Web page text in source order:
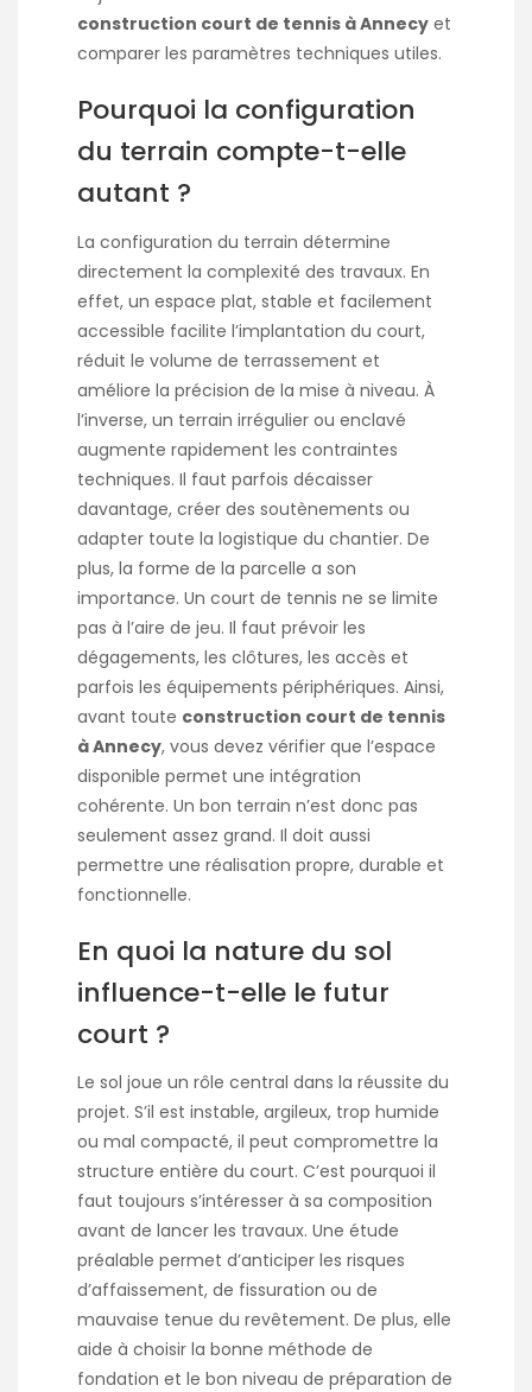
construction court de tennis à Annecy et
comparer les paramètres techniques utiles.
Pourquoi la configuration
du terrain compte-t-elle
autant ?
La configuration du terrain détermine
directement la complexité des travaux. En
effet, un espace plat, stable et facilement
accessible facilite l’implantation du court,
réduit le volume de terrassement et
améliore la précision de la mise à niveau. À
l’inverse, un terrain irrégulier ou enclavé
augmente rapidement les contraintes
techniques. Il faut parfois décaisser
davantage, créer des soutènements ou
adapter toute la logistique du chantier. De
plus, la forme de la parcelle a son
importance. Un court de tennis ne se limite
pas à l’aire de jeu. Il faut prévoir les
dégagements, les clôtures, les accès et
parfois les équipements périphériques. Ainsi,
avant toute construction court de tennis
à Annecy, vous devez vérifier que l’espace
disponible permet une intégration
cohérente. Un bon terrain n’est donc pas
seulement assez grand. Il doit aussi
permettre une réalisation propre, durable et
fonctionnelle.
En quoi la nature du sol
influence-t-elle le futur
court ?
Le sol joue un rôle central dans la réussite du
projet. S’il est instable, argileux, trop humide
ou mal compacté, il peut compromettre la
structure entière du court. C’est pourquoi il
faut toujours s’intéresser à sa composition
avant de lancer les travaux. Une étude
préalable permet d’anticiper les risques
d’affaissement, de fissuration ou de
mauvaise tenue du revêtement. De plus, elle
aide à choisir la bonne méthode de
fondation et le bon niveau de préparation de